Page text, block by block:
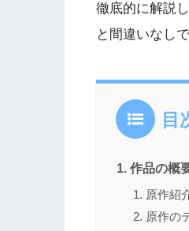
徹底的に解説
と間違いなしで
目
作品の概
原作紹
原作の